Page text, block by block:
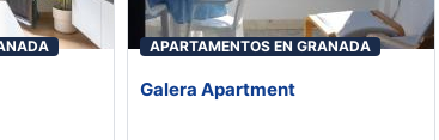
APARTAMENTOS EN GRANADA
Galera Apartment